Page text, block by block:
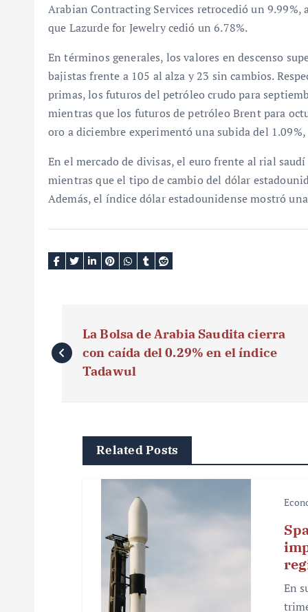
Arabian Contracting Services retrocedió un
que Lazurde for Jewelry cedió un 6.78%.
En términos generales, los valores en descenso
bajistas frente a 105 al alza y 23 sin cambios.
primas, los futuros del petróleo crudo para
mientras que los futuros de petróleo Brent para
oro a diciembre experimentó una subida del
En el mercado de divisas, el euro frente al rial
mientras que el tipo de cambio del dólar
Además, el índice dólar estadounidense mostró
a
La Bolsa de Arabia Saudita cierra
con caída del 0.29% en el índice
Tadawul
Related Posts
En